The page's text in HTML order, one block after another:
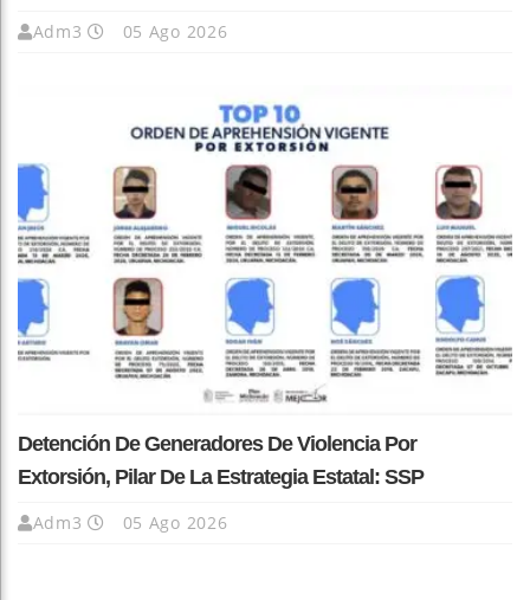
Adm3 05 Ago 2026
Detención De Generadores De Violencia Por
Extorsión, Pilar De La Estrategia Estatal: SSP
Adm3 05 Ago 2026